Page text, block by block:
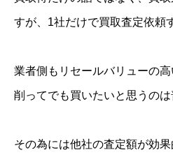
すが、1社だけで買取査定依頼
業者側もリセールバリューの
削ってでも買いたいと思うのは
その為には他社の査定額が効果